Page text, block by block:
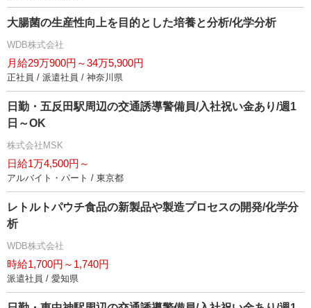
大腸菌の生産性向上を目的とした培養と分析/化学分析
WDB株式会社
月給29万900円～34万5,900円
正社員 / 派遣社員 / 神奈川県
日勤・五反田駅周辺の交通誘導警備員/入社祝い金あり/週1
日～OK
株式会社MSK
日給1万4,500円～
アルバイト・パート / 東京都
レトルトパウチ食品の新製品や製造プロセスの開発/化学分
析
WDB株式会社
時給1,700円～1,740円
派遣社員 / 愛知県